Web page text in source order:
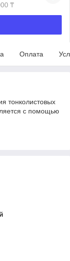
₸
Оплата
тонколистовых
с помощью